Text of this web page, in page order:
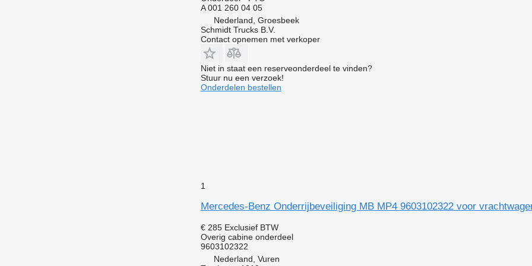
A 001 260 04 05
Nederland, Groesbeek
Schmidt Trucks B.V.
Contact opnemen met verkoper
Niet in staat een reserveonderdeel te vinden?
Stuur nu een verzoek!
Onderdelen bestellen
1
Mercedes-Benz Onderrijbeveiliging MB MP4 9603102322 voor
€ 285 Exclusief BTW
Overig cabine onderdeel
9603102322
Nederland, Vuren